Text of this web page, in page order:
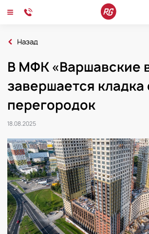
2025
В МФК «Варшавские ворота» завершается кладка
Новости Интервью
Назад
В МФК «Варшавские
завершается кладка
перегородок
18.08.2025